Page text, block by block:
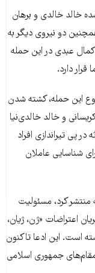
خالد خالدی و برهان
دو نیروی دیگر به
عبدی در این حمله
دارد.
این حمله، کشته شدن
و خالد خالدی‌نیا
پی تیراندازی افراد
شناسایی عاملان
منتشر کرد، مسئولیت
اعتراضات «ژن، ژیان،
است. این ادعا تاکنون
جمهوری اسلامی